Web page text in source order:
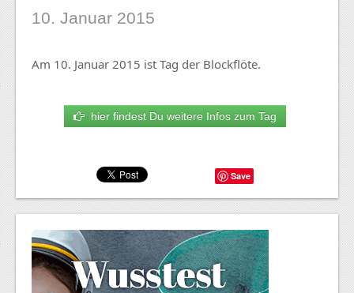
10. Januar 2015
Am 10. Januar 2015 ist Tag der Blockflöte.
hier findest Du weitere Infos zum Tag
Save